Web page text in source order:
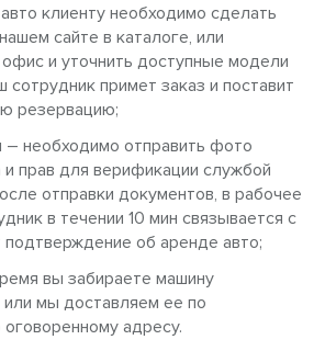
клиенту необходимо сделать
сайте в каталоге, или
и уточнить доступные модели
сотрудник примет заказ и поставит
резервацию;
необходимо отправить фото
и прав для верификации службой
отправки документов, в рабочее
в течении 10 мин связывается с
об аренде авто;
вы забираете машину
мы доставляем ее по
адресу.